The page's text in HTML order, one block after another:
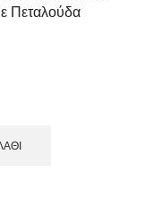
Πεταλούδα